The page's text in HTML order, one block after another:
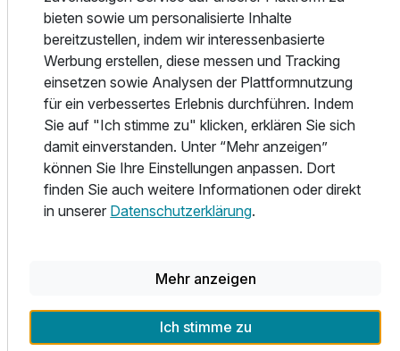
und mit viel Herz zubereitet. Ob ein klassisches
Kalbschnitzel mit knuspriger Panade, duftende Käsespätzle
mit würzigem Bergkäse oder eine feine Spezialität aus
saisonalen Produkten – bei uns kommt nur auf den Teller,
was wirklich schmeckt. Dazu ein Glas Wein oder ein frisch
gezapftes Zipfer Bier – und der Moment ist perfekt. Im
Sommer lädt unsere sonnige Terrasse mit Blick auf die
Berge zum Verweilen ein – ob bei einem feinen
Mittagessen, einem entspannten Kaffee mit Kuchen oder
einem gemütlichen Abendessen bei Sonnenuntergang.
bist, die Berge mit dem Rad erkundest oder einfach nur die
persönliche Auszeit im Hochtal der Kitzbüheler Alpen.
Erlebe einen Urlaub, der dich bereichert – mit echter
bieten sowie um personalisierte Inhalte
bereitzustellen, indem wir interessenbasierte
Werbung erstellen, diese messen und Tracking
einsetzen sowie Analysen der Plattformnutzung
für ein verbessertes Erlebnis durchführen. Indem
Sie auf "Ich stimme zu" klicken, erklären Sie sich
damit einverstanden. Unter “Mehr anzeigen”
können Sie Ihre Einstellungen anpassen. Dort
finden Sie auch weitere Informationen oder direkt
in unserer Datenschutzerklärung.
Mehr anzeigen
Ich stimme zu